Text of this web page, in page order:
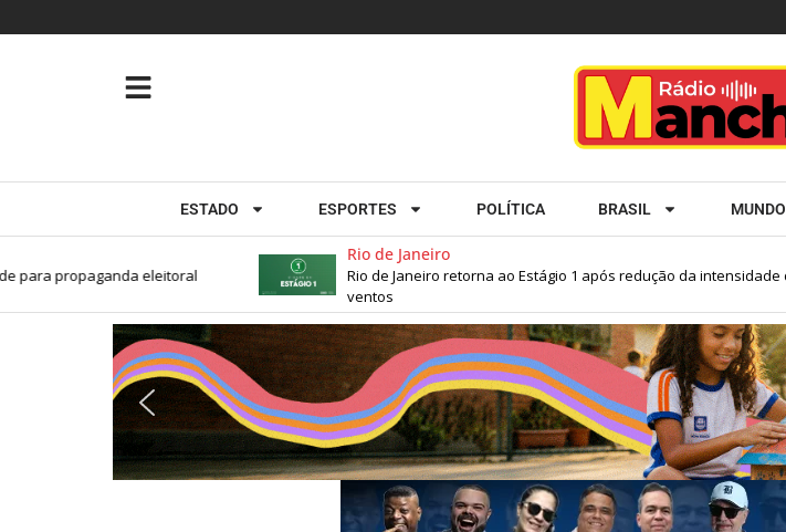
ESTADO ESPORTES POLÍTICA BRASIL MUNDO
Rio de Janeiro
Rio de Janeiro retorna ao Estágio 1 após redução da intensidade dos
ventos
propaganda eleitoral